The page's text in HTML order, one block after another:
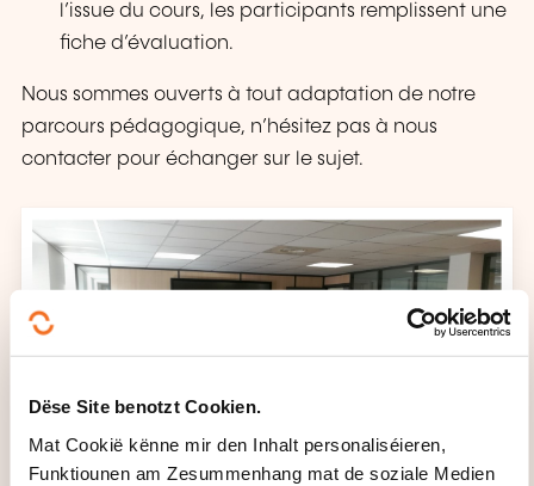
Dëse Site benotzt Cookien.
Mat Cookië kënne mir den Inhalt personaliséieren,
Funktiounen am Zesummenhang mat de soziale Medien
l’issue du cours, les participants remplissent une
fiche d’évaluation.
Nous sommes ouverts à tout adaptation de notre
parcours pédagogique, n’hésitez pas à nous
contacter pour échanger sur le sujet.